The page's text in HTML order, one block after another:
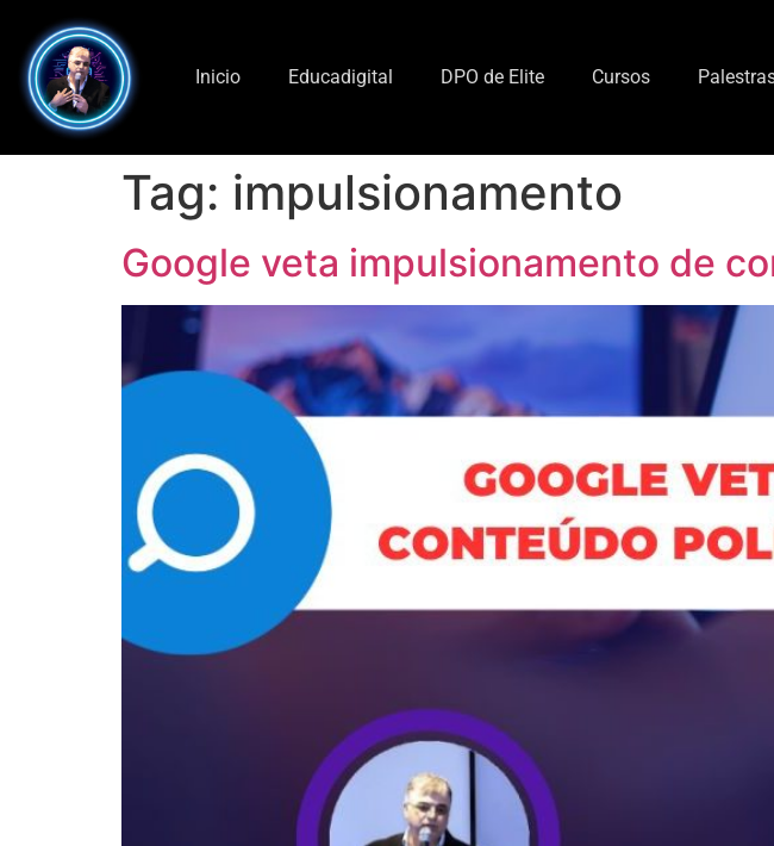
Inicio Educadigital DPO de Elite Cursos
Tag: impulsionamento
Google veta impulsionamento de